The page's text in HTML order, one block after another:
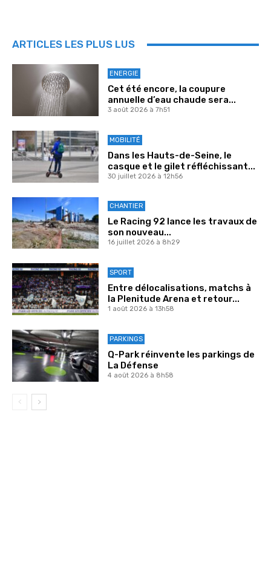
ARTICLES LES PLUS LUS
ENERGIE
Cet été encore, la coupure
annuelle d’eau chaude sera...
3 août 2026 à 7h51
MOBILITÉ
Dans les Hauts-de-Seine, le
casque et le gilet réfléchissant...
30 juillet 2026 à 12h56
CHANTIER
Le Racing 92 lance les travaux de
son nouveau...
16 juillet 2026 à 8h29
SPORT
Entre délocalisations, matchs à
la Plenitude Arena et retour...
1 août 2026 à 13h58
PARKINGS
Q-Park réinvente les parkings de
La Défense
4 août 2026 à 8h58